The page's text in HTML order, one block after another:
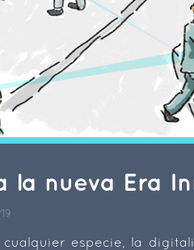
la nueva Era
especie, la